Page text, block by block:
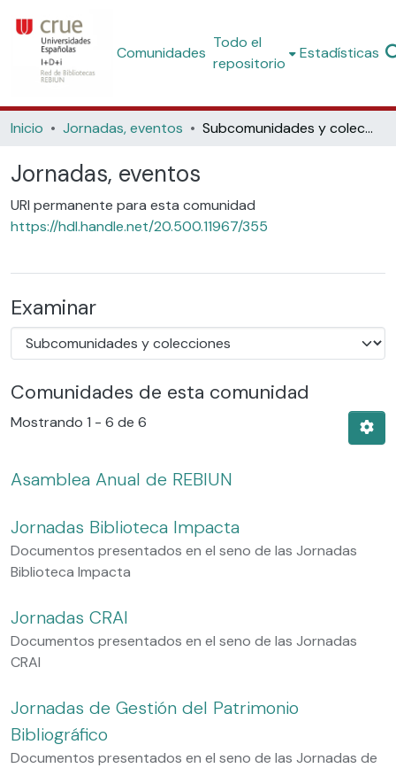
Comunidades
Todo el
repositorio
Estadísticas
Inicio Jornadas, eventos Subcomunidades y colecciones
Jornadas, eventos
URI permanente para esta comunidad
https://hdl.handle.net/20.500.11967/355
Examinar
Comunidades de esta comunidad
Mostrando 1 - 6 de 6
Asamblea Anual de REBIUN
Jornadas Biblioteca Impacta
Documentos presentados en el seno de las Jornadas
Biblioteca Impacta
Jornadas CRAI
Documentos presentados en el seno de las Jornadas
CRAI
Jornadas de Gestión del Patrimonio
Bibliográfico
Documentos presentados en el seno de las Jornadas de